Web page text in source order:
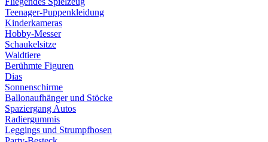
Teenager-Puppenkleidung
Kinderkameras
Hobby-Messer
Schaukelsitze
Waldtiere
Berühmte Figuren
Dias
Sonnenschirme
Ballonaufhänger und Stöcke
Spaziergang Autos
Radiergummis
Leggings und Strumpfhosen